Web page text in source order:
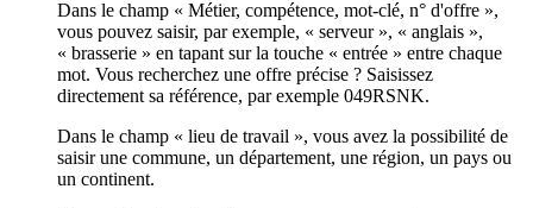
Dans le champ « Métier, compétence, mot-clé, n° d'offre »,
vous pouvez saisir, par exemple, « serveur », « anglais »,
« brasserie » en tapant sur la touche « entrée » entre chaque
mot. Vous recherchez une offre précise ? Saisissez
directement sa référence, par exemple 049RSNK.
Dans le champ « lieu de travail », vous avez la possibilité de
saisir une commune, un département, une région, un pays ou
un continent.